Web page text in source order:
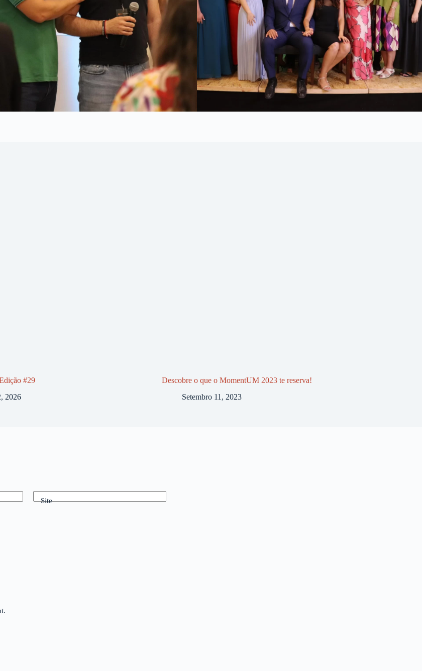
#29
2026
Descobre o que o MomentUM 2023 te reserva!
Setembro 11, 2023
Site